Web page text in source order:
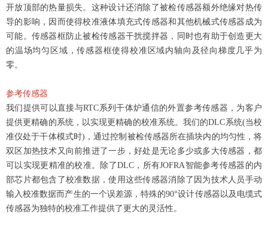
开放顶部的热量损失。这种设计还消除了被检传感器额外绝缘对热传
导的影响，因而使得校准液体填充式传感器和其他机械式传感器成为
可能。传感器框防止被检传感器干扰搅拌器，同时也有助于创造更大
的温场均匀区域，传感器框使得校准区域内轴向及径向梯度几乎为
零。
参考传感器
我们提供可以直接与RTC系列干体炉通信的外置参考传感器，为客户
提供更精确的系统，以实现更精确的校准系统。我们的DLC系统(当校
准仪处于干体模式时)，通过控制被检传感器所在插块内的均匀性，将
双区加热技术又向前推进了一步，好处是无论多少或多大传感器，都
可以实现更精准的校准。
除了DLC，所有JOFRA智能参考传感器的内
部芯片都包含了校准数据，使用这些传感器消除了因为技术人员手动
输入校准数据而产生的一个误差源，特殊的90°设计传感器以及电缆式
传感器为独特的校准工作提供了更大的灵活性。